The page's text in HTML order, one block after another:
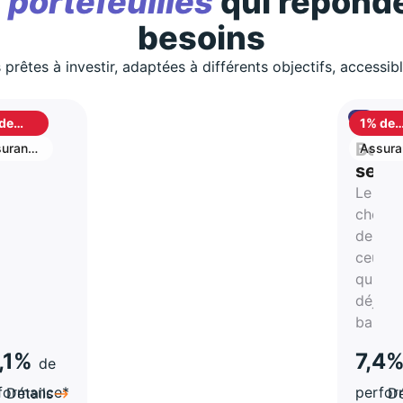
besoins
prêtes à investir, adaptées à différents objectifs,
de
Détails
1% de
vie
Best-
seller
Le
choix
de
ceux
qui ont
déjà
basculé
7,4%